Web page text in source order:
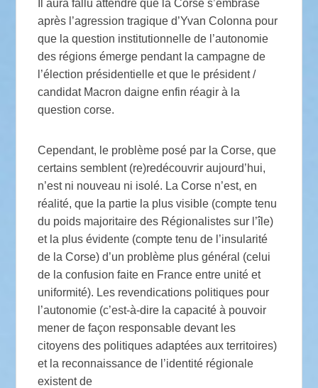
Il aura fallu attendre que la Corse s’embrase
après l’agression tragique d’Yvan Colonna pour
que la question institutionnelle de l’autonomie
des régions émerge pendant la campagne de
l’élection présidentielle et que le président /
candidat Macron daigne enfin réagir à la
question corse.
Cependant, le problème posé par la Corse, que
certains semblent (re)redécouvrir aujourd’hui,
n’est ni nouveau ni isolé. La Corse n’est, en
réalité, que la partie la plus visible (compte tenu
du poids majoritaire des Régionalistes sur l’île)
et la plus évidente (compte tenu de l’insularité
de la Corse) d’un problème plus général (celui
de la confusion faite en France entre unité et
uniformité). Les revendications politiques pour
l’autonomie (c’est-à-dire la capacité à pouvoir
mener de façon responsable devant les
citoyens des politiques adaptées aux territoires)
et la reconnaissance de l’identité régionale
existent de